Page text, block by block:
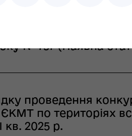
IV Порядку
Транспорту,
№ 757 (Наявна
проведення
по територіях
кв. 2025 р.